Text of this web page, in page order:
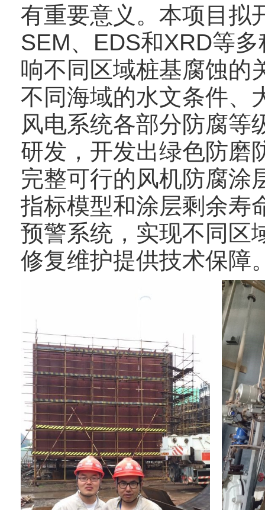
有重要意义。本项目拟
SEM、EDS和XRD等
响不同区域桩基腐蚀的
不同海域的水文条件、
风电系统各部分防腐等
研发，开发出绿色防磨
完整可行的风机防腐涂
指标模型和涂层剩余寿
预警系统，实现不同区
修复维护提供技术保障